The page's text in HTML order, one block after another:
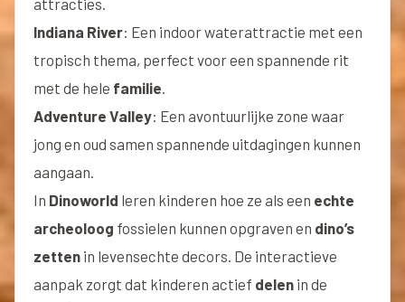
attracties.
Indiana River: Een indoor waterattractie met een
tropisch thema, perfect voor een spannende rit
met de hele familie.
Adventure Valley: Een avontuurlijke zone waar
jong en oud samen spannende uitdagingen kunnen
aangaan.
In Dinoworld leren kinderen hoe ze als een echte
archeoloog fossielen kunnen opgraven en dino’s
zetten in levensechte decors. De interactieve
aanpak zorgt dat kinderen actief delen in de